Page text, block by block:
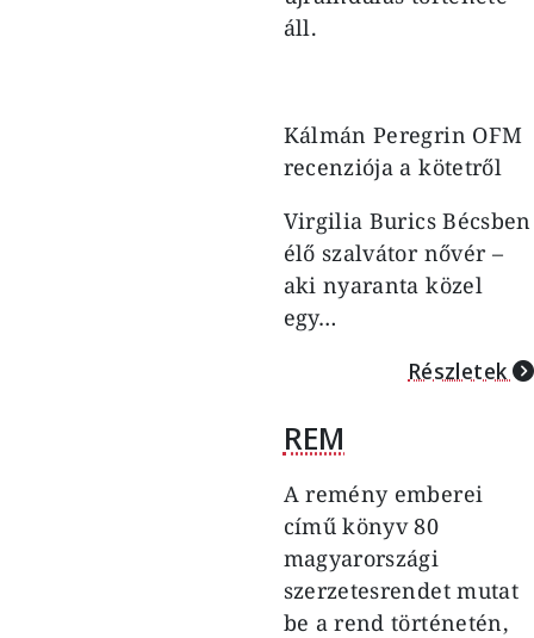
áll.
Kálmán Peregrin OFM
recenziója a kötetről
Virgilia Burics Bécsben
élő szalvátor nővér –
aki nyaranta közel
egy…
Részletek
REM
A remény emberei
című könyv 80
magyarországi
szerzetesrendet mutat
be a rend történetén,